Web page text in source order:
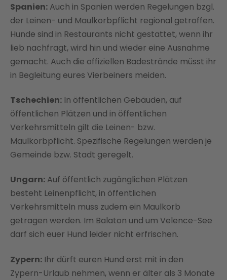
Spanien: Auch in Spanien werden Regelungen bzgl.
der Leinen- und Maulkorbpflicht regional getroffen.
Hunde sind in Restaurants nicht gestattet, wenn ihr
lieb nachfragt, wird hin und wieder eine Ausnahme
gemacht. Auch die offiziellen Badestrände müsst ihr
in Begleitung eures Vierbeiners meiden.
Tschechien: In öffentlichen Gebäuden, auf
öffentlichen Plätzen und in öffentlichen
Verkehrsmitteln gilt die Leinen- bzw.
Maulkorbpflicht. Spezifische Regelungen werden je
Gemeinde bzw. Stadt geregelt.
Ungarn: Auf öffentlich zugänglichen Plätzen
besteht Leinenpflicht, in öffentlichen
Verkehrsmitteln muss zudem ein Maulkorb
getragen werden. Im Balaton und um Velence-See
darf sich euer Hund leider nicht erfrischen.
Zypern: Ihr dürft euren Hund erst mit in den
Zypern-Urlaub nehmen, wenn er älter als 3 Monate